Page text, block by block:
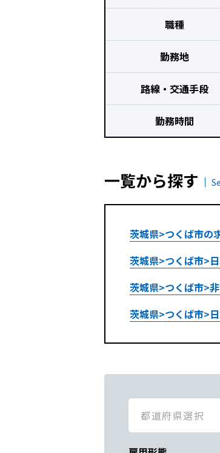
職種
勤務地
路線・交通手段
勤務時間
一覧から探す
茨城県>つくば市の
茨城県>つくば市>
茨城県>つくば市>
茨城県>つくば市>